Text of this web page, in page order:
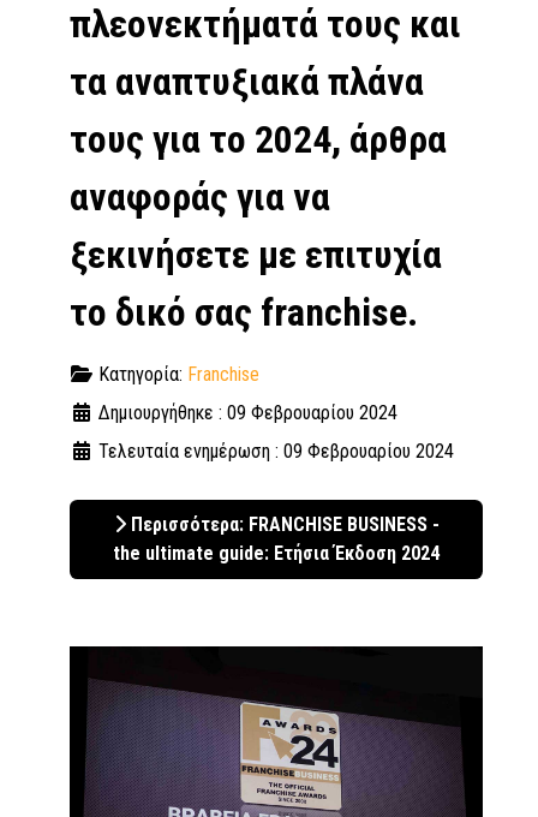
πλεονεκτήματά τους και
τα αναπτυξιακά πλάνα
τους για το 2024, άρθρα
αναφοράς για να
ξεκινήσετε με επιτυχία
το δικό σας franchise.
Κατηγορία: Franchise
Δημιουργήθηκε : 09 Φεβρουαρίου 2024
Τελευταία ενημέρωση : 09 Φεβρουαρίου 2024
Περισσότερα: FRANCHISE BUSINESS -
the ultimate guide: Ετήσια Έκδοση 2024